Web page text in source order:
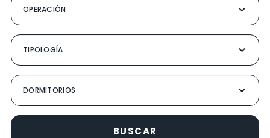
BUSCAR